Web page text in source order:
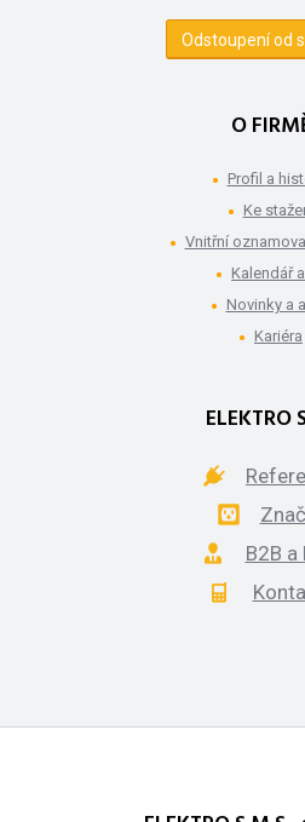
Odstoupení od
O
Profil a
Ke
Vnitřní
Kalendář
Novinky a
Kariéra
ELEKTRO
B2B a